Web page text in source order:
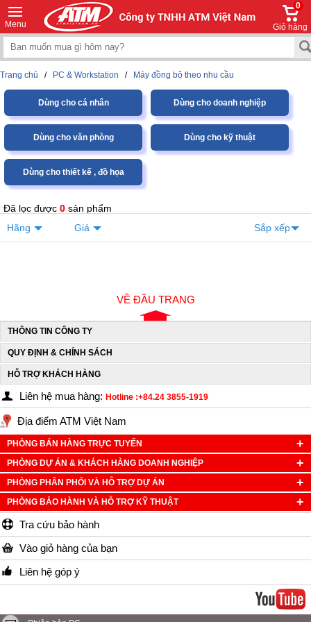
Menu
0
Giỏ hàng
Trang chủ / PC & Workstation / Máy đồng bộ theo nhu cầu
Dùng cho cá nhân Dùng cho doanh nghiệp
Dùng cho văn phòng Dùng cho kỹ thuật
Dùng cho thiết kế , đồ họa
Đã lọc được 0 sản phẩm
Hãng
Giá Sắp xếp
VỀ ĐẦU TRANG
THÔNG TIN CÔNG TY
QUY ĐỊNH & CHÍNH SÁCH
HỖ TRỢ KHÁCH HÀNG
Liên hệ mua hàng: Hotline :+84.24 3855-1919
Địa điểm ATM Việt Nam
PHÒNG BÁN HÀNG TRỰC TUYẾN
PHÒNG DỰ ÁN & KHÁCH HÀNG DOANH NGHIỆP
PHÒNG PHÂN PHỐI VÀ HỖ TRỢ DỰ ÁN
PHÒNG BẢO HÀNH VÀ HỖ TRỢ KỸ THUẬT
Tra cứu bảo hành
Vào giỏ hàng của bạn
Liên hệ góp ý